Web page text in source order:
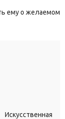
ему о желаемом
Искусственная